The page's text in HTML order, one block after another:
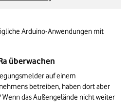
Arduino-Anwendungen mit
überwachen
auf einem
betreiben, haben dort aber
das Außengelände nicht weiter